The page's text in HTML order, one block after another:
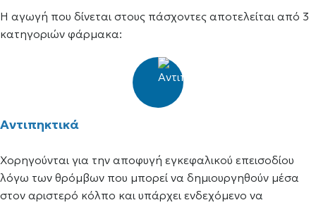
Η αγωγή που δίνεται στους πάσχοντες αποτελείται από 3
κατηγοριών φάρμακα:
Αντιπηκτικά
Χορηγούνται για την αποφυγή εγκεφαλικού επεισοδίου
λόγω των θρόμβων που μπορεί να δημιουργηθούν μέσα
στον αριστερό κόλπο και υπάρχει ενδεχόμενο να